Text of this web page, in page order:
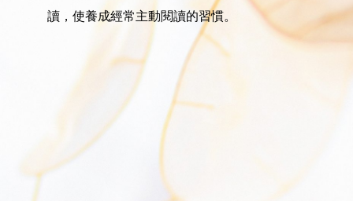
讀，使養成經常主動閱讀的習慣。